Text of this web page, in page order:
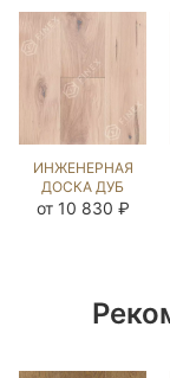
ИНЖЕНЕРНАЯ
ДОСКА ДУБ
ПРИНСТОН
от 10 830 ₽